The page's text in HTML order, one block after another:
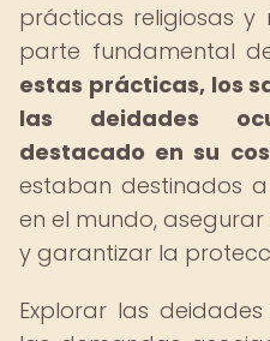
prácticas religiosas
parte fundamental
estas prácticas, los
las deidades
destacado en su
estaban destinados
en el mundo,
y garantizar la
Explorar las